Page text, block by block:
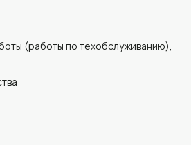
(работы по техобслуживанию),